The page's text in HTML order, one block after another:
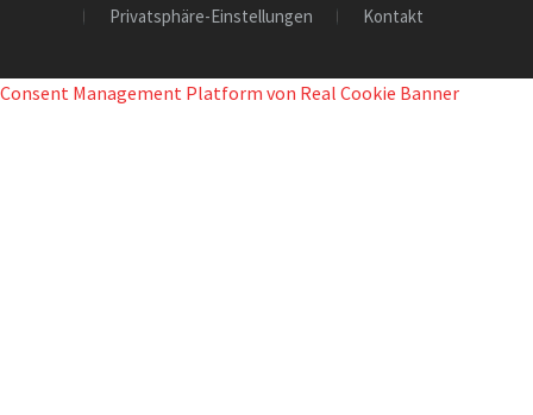
Privatsphäre-Einstellungen
Kontakt
Consent Management Platform von Real Cookie Banner